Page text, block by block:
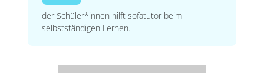
der Schüler*innen hilft sofatutor beim
selbstständigen Lernen.